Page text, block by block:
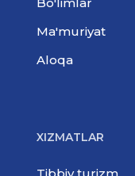
Ma'muriyat
Aloqa
XIZMATLAR